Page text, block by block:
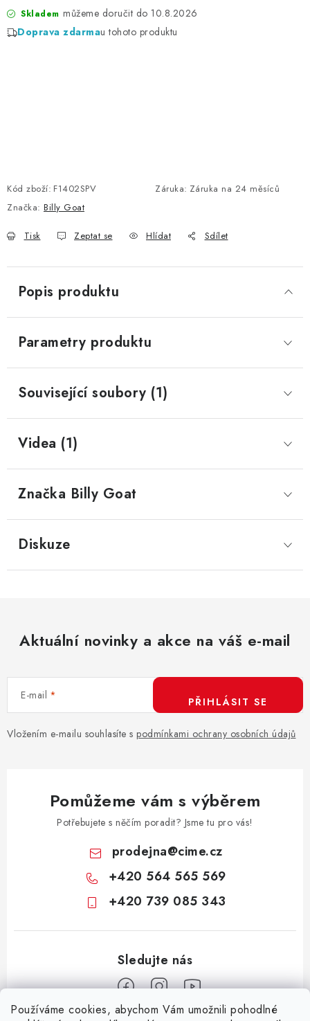
Používáme cookies, abychom Vám umožnili pohodlné
Skladem
10.8.2026
Doprava zdarmau tohoto produktu
Kód zboží: F1402SPV Záruka: Záruka na 24 měsíců
Značka: Billy Goat
Tisk Zeptat se Hlídat Sdílet
Popis produktu
Parametry produktu
Související soubory (1)
Videa (1)
Značka Billy Goat
Diskuze
Aktuální novinky a akce na váš e-mail
E-mail
Vložením e-mailu souhlasíte s podmínkami ochrany osobních údajů
PŘIHLÁSIT SE
Pomůžeme vám s výběrem
Potřebujete s něčím poradit? Jsme tu pro vás!
prodejna@cime.cz
+420 564 565 569
+420 739 085 343